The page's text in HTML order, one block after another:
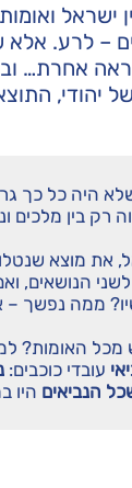
– לרע. אלא
אחרת…
היה כל כך
בין מלכים
מוצא שנטלו
הנושאים,
ממה נפשך
האומות?
עובדי כוכבים:
הנביאים היו